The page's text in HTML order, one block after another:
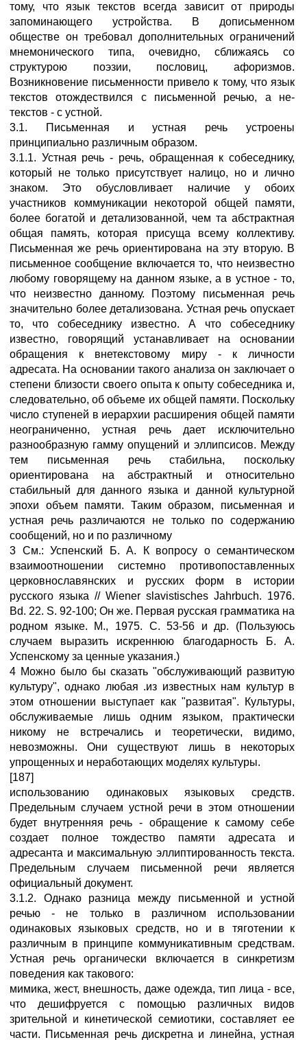
тому, что язык текстов всегда зависит от природы
запоминающего устройства. В дописьменном
обществе он требовал дополнительных ограничений
мнемонического типа, очевидно, сближаясь со
структурою поэзии, пословиц, афоризмов.
Возникновение письменности привело к тому, что язык
текстов отождествился с письменной речью, а не-
текстов - с устной.
3.1. Письменная и устная речь устроены
принципиально различным образом.
3.1.1. Устная речь - речь, обращенная к собеседнику,
который не только присутствует налицо, но и лично
знаком. Это обусловливает наличие у обоих
участников коммуникации некоторой общей памяти,
более богатой и детализованной, чем та абстрактная
общая память, которая присуща всему коллективу.
Письменная же речь ориентирована на эту вторую. В
письменное сообщение включается то, что неизвестно
любому говорящему на данном языке, а в устное - то,
что неизвестно данному. Поэтому письменная речь
значительно более детализована. Устная речь опускает
то, что собеседнику известно. А что собеседнику
известно, говорящий устанавливает на основании
обращения к внетекстовому миру - к личности
адресата. На основании такого анализа он заключает о
степени близости своего опыта к опыту собеседника и,
следовательно, об объеме их общей памяти. Поскольку
число ступеней в иерархии расширения общей памяти
неограниченно, устная речь дает исключительно
разнообразную гамму опущений и эллипсисов. Между
тем письменная речь стабильна, поскольку
ориентирована на абстрактный и относительно
стабильный для данного языка и данной культурной
эпохи объем памяти. Таким образом, письменная и
устная речь различаются не только по содержанию
сообщений, но и по различному
3 См.: Успенский Б. А. К вопросу о семантическом
взаимоотношении системно противопоставленных
церковнославянских и русских форм в истории
русского языка // Wiener slavistisches Jahrbuch. 1976.
Bd. 22. S. 92-100; Он же. Первая русская грамматика на
родном языке. М., 1975. С. 53-56 и др. (Пользуюсь
случаем выразить искреннюю благодарность Б. А.
Успенскому за ценные указания.)
4 Можно было бы сказать "обслуживающий развитую
культуру", однако любая .из известных нам культур в
этом отношении выступает как "развитая". Культуры,
обслуживаемые лишь одним языком, практически
никому не встречались и теоретически, видимо,
невозможны. Они существуют лишь в некоторых
упрощенных и неработающих моделях культуры.
[187]
использованию одинаковых языковых средств.
Предельным случаем устной речи в этом отношении
будет внутренняя речь - обращение к самому себе
создает полное тождество памяти адресата и
адресанта и максимальную эллиптированность текста.
Предельным случаем письменной речи является
официальный документ.
3.1.2. Однако разница между письменной и устной
речью - не только в различном использовании
одинаковых языковых средств, но и в тяготении к
различным в принципе коммуникативным средствам.
Устная речь органически включается в синкретизм
поведения как такового:
мимика, жест, внешность, даже одежда, тип лица - все,
что дешифруется с помощью различных видов
зрительной и кинетической семиотики, составляет ее
части. Письменная речь дискретна и линейна, устная